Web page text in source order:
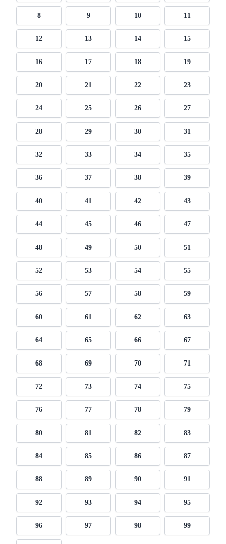
8 9 10 11
12 13 14 15
16 17 18 19
20 21 22 23
24 25 26 27
28 29 30 31
32 33 34 35
36 37 38 39
40 41 42 43
44 45 46 47
48 49 50 51
52 53 54 55
56 57 58 59
60 61 62 63
64 65 66 67
68 69 70 71
72 73 74 75
76 77 78 79
80 81 82 83
84 85 86 87
88 89 90 91
92 93 94 95
96 97 98 99